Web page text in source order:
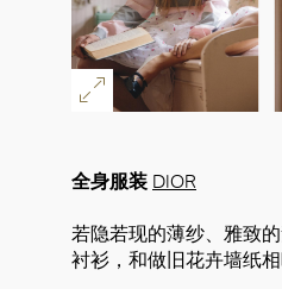
全身服装 DIOR
若隐若现的薄纱、雅致
衬衫，和做旧花卉墙纸相